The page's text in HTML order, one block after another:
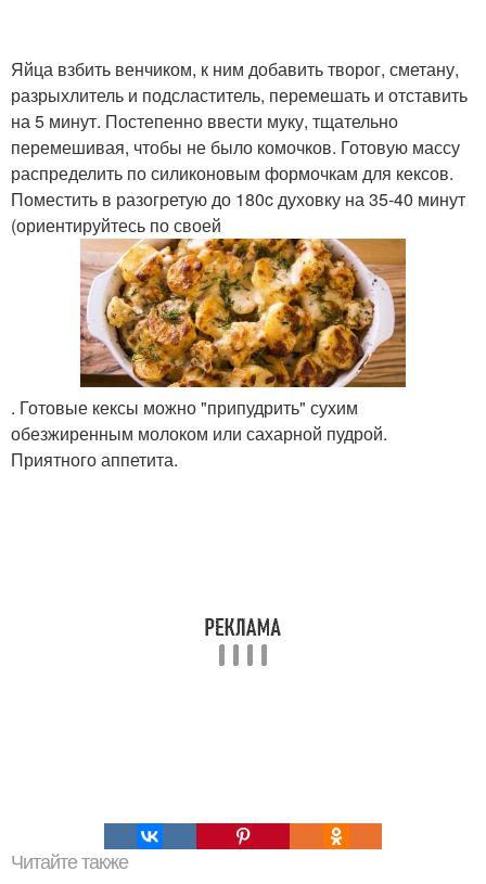
Яйца взбить венчиком, к ним добавить творог, сметану,
разрыхлитель и подсластитель, перемешать и отставить
на 5 минут. Постепенно ввести муку, тщательно
перемешивая, чтобы не было комочков. Готовую массу
распределить по силиконовым формочкам для кексов.
Поместить в разогретую до 180c духовку на 35-40 минут
(ориентируйтесь по своей
. Готовые кексы можно "припудрить" сухим
обезжиренным молоком или сахарной пудрой.
Приятного аппетита.
Читайте также